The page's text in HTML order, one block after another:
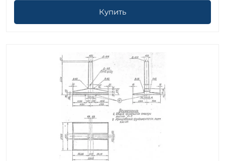
Купить